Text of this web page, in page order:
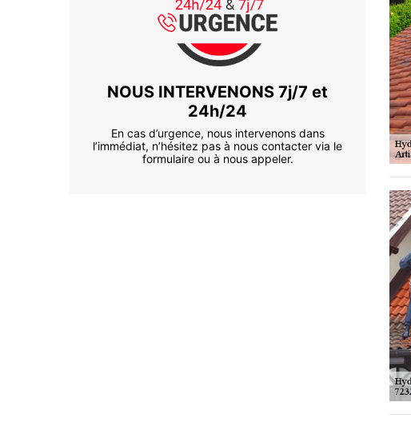
NOUS INTERVENONS 7j/7 et
24h/24
En cas d’urgence, nous intervenons dans
l’immédiat, n’hésitez pas à nous contacter via le
formulaire ou à nous appeler.